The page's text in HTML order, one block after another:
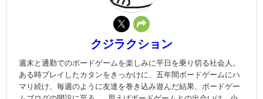
クジラクション
週末と通勤でのボードゲームを楽しみに平日を乗り切る社会人。
ある時プレイしたカタンをきっかけに、五年間ボードゲームにハ
マり続け、毎週のように友達を巻き込み遊んだ結果、ボードゲー